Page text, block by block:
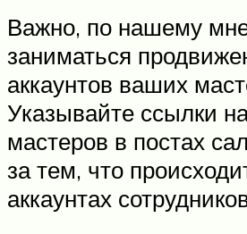
Важно, по нашему
заниматься
аккаунтов ваших
Указывайте ссылки
мастеров в постах
за тем, что
аккаунтах